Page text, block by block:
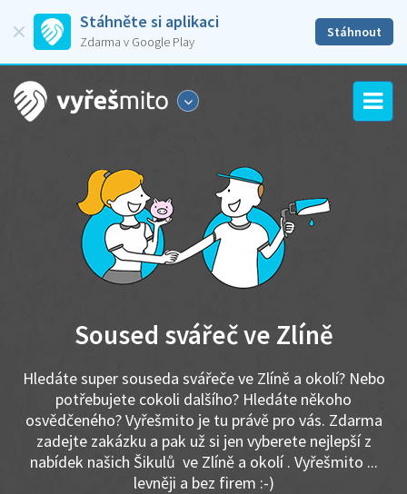
Stáhněte si aplikaci
Zdarma v Google Play
Stáhnout
Soused svářeč ve Zlíně
Hledáte super souseda svářeče ve Zlíně a okolí? Nebo
potřebujete cokoli dalšího? Hledáte někoho
osvědčeného? Vyřešmito je tu právě pro vás. Zdarma
zadejte zakázku a pak už si jen vyberete nejlepší z
nabídek našich Šikulů ve Zlíně a okolí . Vyřešmito ...
levněji a bez firem :-)